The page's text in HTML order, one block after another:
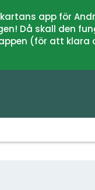
app för
Då skall den
(för att